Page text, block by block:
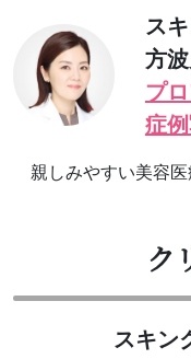
ス
方
プ
症
親しみやすい美容医
ク
スキン